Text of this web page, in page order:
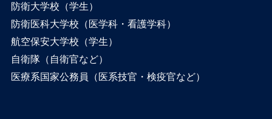
防衛大学校（学生）
防衛医科大学校（医学科・看護学科）
航空保安大学校（学生）
自衛隊（自衛官など）
医療系国家公務員（医系技官・検疫官など）